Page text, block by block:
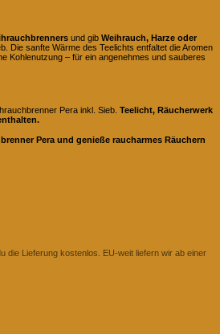
und gib Weihrauch, Harze oder
Die sanfte Wärme des Teelichts entfaltet die Aromen
Kohlenutzung – für ein angenehmes und sauberes
Pera inkl. Sieb. Teelicht, Räucherwerk
Pera und genieße raucharmes Räuchern
die Lieferung kostenlos. EU-weit liefern wir ab einer